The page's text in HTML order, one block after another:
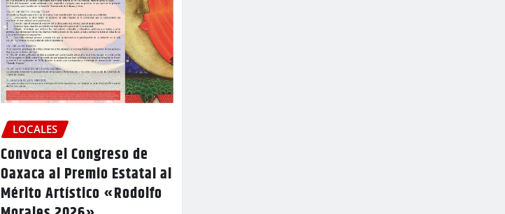
LOCALES
Convoca el Congreso de
Oaxaca al Premio Estatal al
Mérito Artístico «Rodolfo